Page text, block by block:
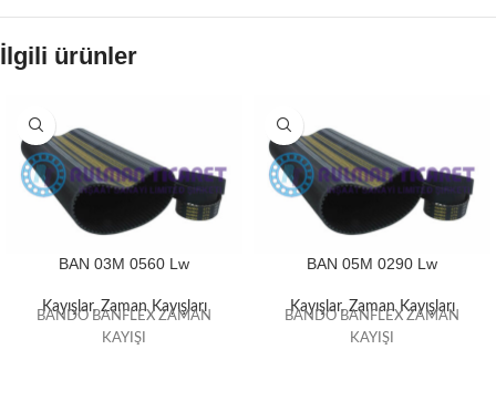
İlgili ürünler
BAN 03M 0560 Lw
Kayışlar,Zaman Kayışları
BANDO BANFLEX ZAMAN
KAYIŞI
BAN 05M 0290 Lw
Kayışlar,Zaman Kayışları
BANDO BANFLEX ZAMAN
KAYIŞI